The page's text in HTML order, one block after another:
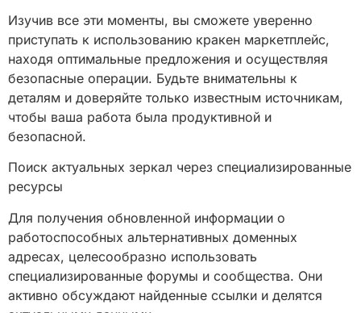
Изучив все эти моменты, вы сможете уверенно
приступать к использованию кракен маркетплейс,
находя оптимальные предложения и осуществляя
безопасные операции. Будьте внимательны к
деталям и доверяйте только известным источникам,
чтобы ваша работа была продуктивной и
безопасной.
Поиск актуальных зеркал через специализированные
ресурсы
Для получения обновленной информации о
работоспособных альтернативных доменных
адресах, целесообразно использовать
специализированные форумы и сообщества. Они
активно обсуждают найденные ссылки и делятся